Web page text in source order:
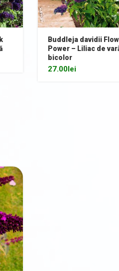
Buddleja davidii
Power – Liliac de
bicolor
27.00 lei